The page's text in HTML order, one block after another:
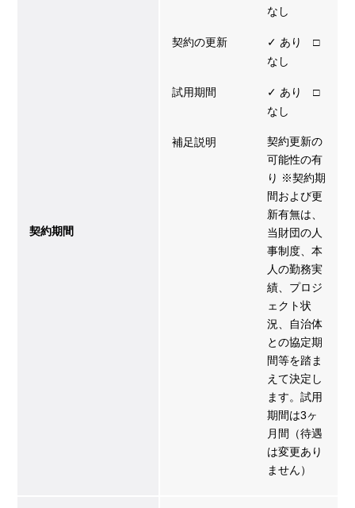
契約期間
なし
契約の更新
✓ あり □
なし
試用期間
✓ あり □
なし
補足説明
契約更新の
可能性の有
り ※契約期
間および更
新有無は、
当財団の人
事制度、本
人の勤務実
績、プロジ
ェクト状
況、自治体
との協定期
間等を踏ま
えて決定し
ます。試用
期間は3ヶ
月間（待遇
は変更あり
ません）